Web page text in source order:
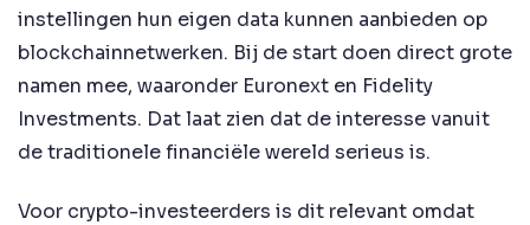
instellingen hun eigen data kunnen aanbieden op
blockchainnetwerken. Bij de start doen direct grote
namen mee, waaronder Euronext en Fidelity
Investments. Dat laat zien dat de interesse vanuit
de traditionele financiële wereld serieus is.
Voor crypto-investeerders is dit relevant omdat